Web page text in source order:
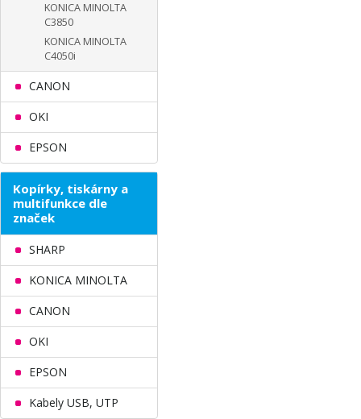
KONICA MINOLTA
C3850
KONICA MINOLTA
C4050i
CANON
OKI
EPSON
Kopírky, tiskárny a
multifunkce dle
značek
SHARP
KONICA MINOLTA
CANON
OKI
EPSON
Kabely USB, UTP